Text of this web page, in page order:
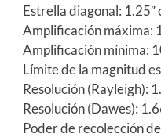
Estrella diagonal:
Amplificación máxima:
Amplificación mínima:
Límite de la magnitud
Resolución (Rayleigh):
Resolución (Dawes):
Poder de recolección